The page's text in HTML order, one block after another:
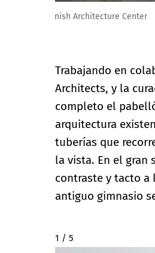
Images courtesy of the
Trabajando en
Architects, y la
completo el
arquitectura
tuberías que
la vista. En el
contraste y tacto a
antiguo gimnasio
2 / 5